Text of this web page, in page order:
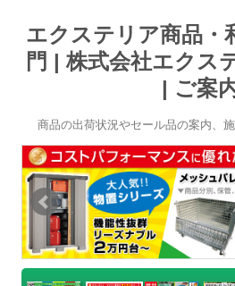
エクステリア商品・
門 | 株式会社エクス
| ご案
商品の出荷状況やセール品の案内、